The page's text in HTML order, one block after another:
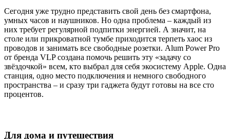
Сегодня уже трудно представить свой день без смартфона,
умных часов и наушников. Но одна проблема – каждый из
них требует регулярной подпитки энергией. А значит, на
столе или прикроватной тумбе приходится терпеть хаос из
проводов и занимать все свободные розетки. Alum Power Pro
от бренда VLP создана помочь решить эту «задачу со
звёздочкой» всем, кто выбрал для себя экосистему Apple. Одна
станция, одно место подключения и немного свободного
пространства – и сразу три гаджета будут готовы на все сто
процентов.
Для дома и путешествия